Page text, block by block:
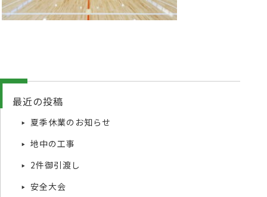
最近の投稿
夏季休業のお知らせ
地中の工事
2件御引渡し
安全大会